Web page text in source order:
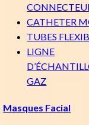
CATHETER
TUBES
LIGNE
GAZ
Masques Facial
800.667.6276
Ventes/Siège social
Amérique du Nord